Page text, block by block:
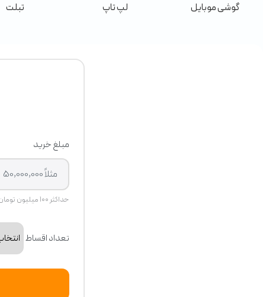
گوشی موبایل لپ تاپ تبلت
مبلغ خرید
حداکثر ۱۰۰ میلیون تومان
تعداد اقساط